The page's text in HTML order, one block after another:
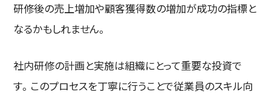
研修後の売上増加や顧客獲得数の増加が成功の指標と
なるかもしれません。
社内研修の計画と実施は組織にとって重要な投資で
す。このプロセスを丁寧に行うことで従業員のスキル向